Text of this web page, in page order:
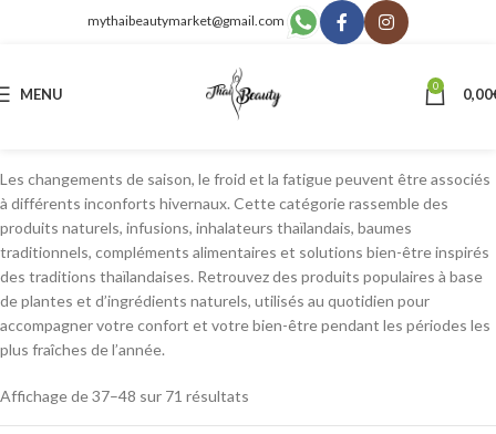
mythaibeautymarket@gmail.com
MENU 0 0,00
Les changements de saison, le froid et la fatigue peuvent être associés
à différents inconforts hivernaux. Cette catégorie rassemble des
produits naturels, infusions, inhalateurs thaïlandais, baumes
traditionnels, compléments alimentaires et solutions bien-être inspirés
des traditions thaïlandaises. Retrouvez des produits populaires à base
de plantes et d’ingrédients naturels, utilisés au quotidien pour
accompagner votre confort et votre bien-être pendant les périodes les
plus fraîches de l’année.
Affichage de 37–48 sur 71 résultats